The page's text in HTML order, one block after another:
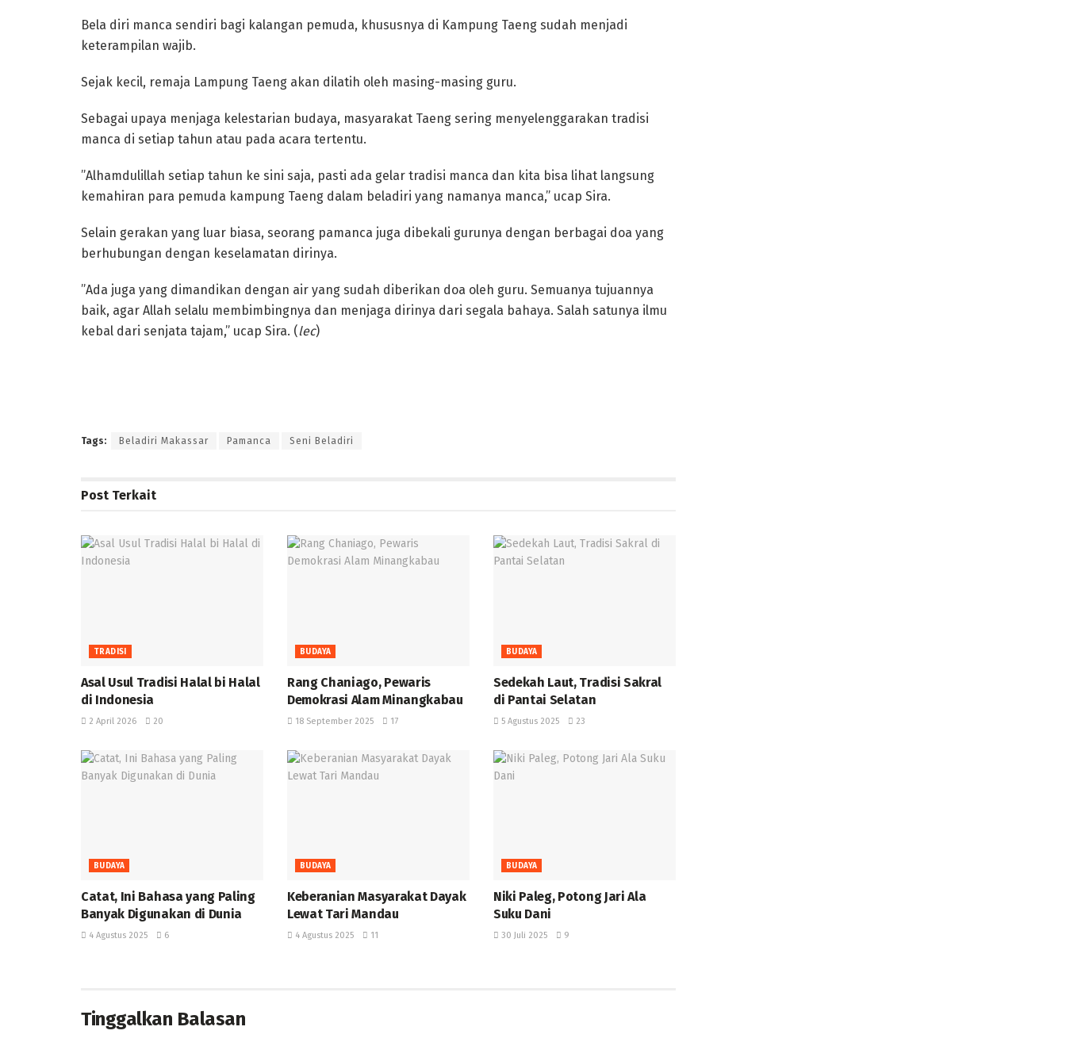
‎Bela diri manca sendiri bagi kalangan pemuda, khususnya di Kampung Taeng sudah menjadi
keterampilan wajib.
Sejak kecil, remaja Lampung Taeng akan dilatih oleh masing-masing guru.
‎Sebagai upaya menjaga kelestarian budaya, masyarakat Taeng sering menyelenggarakan tradisi
manca di setiap tahun atau pada acara tertentu.
‎”Alhamdulillah setiap tahun ke sini saja, pasti ada gelar tradisi manca dan kita bisa lihat langsung
kemahiran para pemuda kampung Taeng dalam beladiri yang namanya manca,” ucap Sira.
‎Selain gerakan yang luar biasa, seorang pamanca juga dibekali gurunya dengan berbagai doa yang
berhubungan dengan keselamatan dirinya.
‎”Ada juga yang dimandikan dengan air yang sudah diberikan doa oleh guru. Semuanya tujuannya
baik, agar Allah selalu membimbingnya dan menjaga dirinya dari segala bahaya. Salah satunya ilmu
kebal dari senjata tajam,” ucap Sira. (lec)
Tags: Beladiri Makassar Pamanca Seni Beladiri
Post Terkait
TRADISI
Asal Usul Tradisi Halal bi Halal
di Indonesia
2 April 2026 20
BUDAYA
Rang Chaniago, Pewaris
Demokrasi Alam Minangkabau ‎
18 September 2025 17
BUDAYA
Sedekah Laut, Tradisi Sakral
di Pantai Selatan
5 Agustus 2025 23
BUDAYA
‎Catat, Ini Bahasa yang Paling
Banyak Digunakan di Dunia ‎
4 Agustus 2025 6
BUDAYA
Keberanian Masyarakat Dayak
Lewat Tari Mandau ‎
4 Agustus 2025 11
BUDAYA
Niki Paleg, Potong Jari Ala
Suku Dani
30 Juli 2025 9
Tinggalkan Balasan